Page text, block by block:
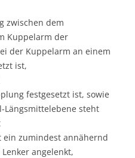
zwischen dem
Kuppelarm der
der Kuppelarm an einem
ist,
festgesetzt ist, sowie
Längsmittelebene steht
ein zumindest annähernd
angelenkt,